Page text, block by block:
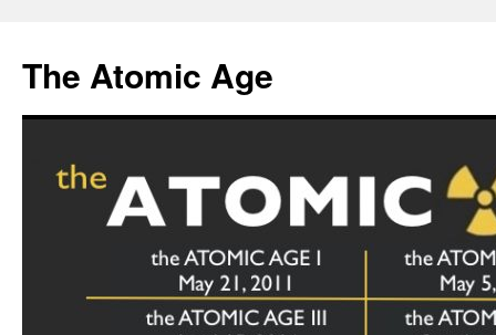
content
The Atomic Age